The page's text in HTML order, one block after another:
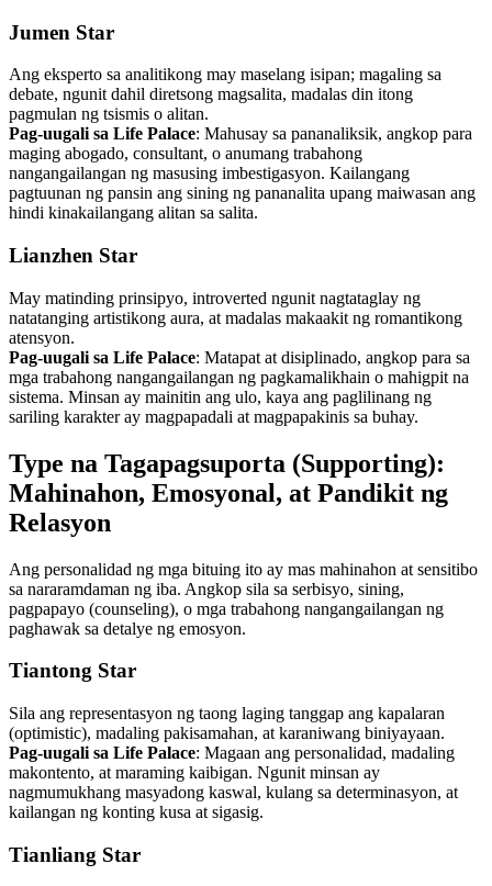
Jumen Star
Ang eksperto sa analitikong may maselang isipan; magaling sa
debate, ngunit dahil diretsong magsalita, madalas din itong
pagmulan ng tsismis o alitan.
Pag-uugali sa Life Palace: Mahusay sa pananaliksik, angkop para
maging abogado, consultant, o anumang trabahong
nangangailangan ng masusing imbestigasyon. Kailangang
pagtuunan ng pansin ang sining ng pananalita upang maiwasan ang
hindi kinakailangang alitan sa salita.
Lianzhen Star
May matinding prinsipyo, introverted ngunit nagtataglay ng
natatanging artistikong aura, at madalas makaakit ng romantikong
atensyon.
Pag-uugali sa Life Palace: Matapat at disiplinado, angkop para sa
mga trabahong nangangailangan ng pagkamalikhain o mahigpit na
sistema. Minsan ay mainitin ang ulo, kaya ang paglilinang ng
sariling karakter ay magpapadali at magpapakinis sa buhay.
Type na Tagapagsuporta (Supporting):
Mahinahon, Emosyonal, at Pandikit ng
Relasyon
Ang personalidad ng mga bituing ito ay mas mahinahon at sensitibo
sa nararamdaman ng iba. Angkop sila sa serbisyo, sining,
pagpapayo (counseling), o mga trabahong nangangailangan ng
paghawak sa detalye ng emosyon.
Tiantong Star
Sila ang representasyon ng taong laging tanggap ang kapalaran
(optimistic), madaling pakisamahan, at karaniwang biniyayaan.
Pag-uugali sa Life Palace: Magaan ang personalidad, madaling
makontento, at maraming kaibigan. Ngunit minsan ay
nagmumukhang masyadong kaswal, kulang sa determinasyon, at
kailangan ng konting kusa at sigasig.
Tianliang Star